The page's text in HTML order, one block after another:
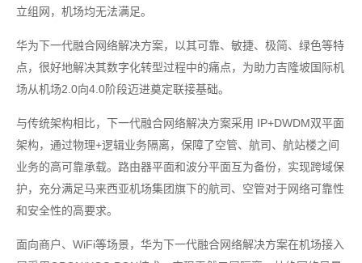
立组网，机场均无法满足。
华为下一代融合网络解决方案，以其可靠、敏捷、极简、绿色等特
点，很好地解决其数字化转型过程中的痛点，为助力吉隆坡国际机
场从机场2.0向4.0阶段迈进奠定联接基础。
与传统架构相比，下一代融合网络解决方案采用 IP+DWDM双平面
架构，通过物理+逻辑业务隔离，保障了空管、航司、航站楼之间
业务的高可靠承载。路由器平面和波分平面互为备份，实现跨域保
护，充分满足马来西亚机场集团旗下的航司、空管对于网络可靠性
和安全性的高要求。
面向商户、WiFi等场景，华为下一代融合网络解决方案在机场接入